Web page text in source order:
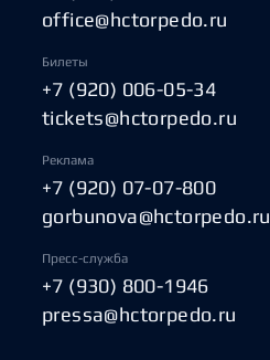
office@hctorpedo.ru
Билеты
+7 (920) 006-05-34
tickets@hctorpedo.ru
Реклама
+7 (920) 07-07-800
gorbunova@hctorpedo.ru
Пресс-служба
+7 (930) 800-1946
pressa@hctorpedo.ru